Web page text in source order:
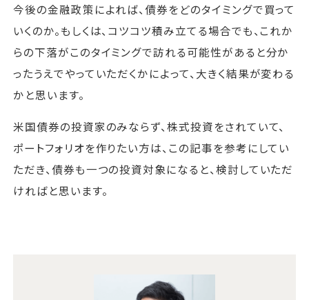
今後の金融政策によれば、債券をどのタイミングで買って
いくのか。もしくは、コツコツ積み立てる場合でも、これか
らの下落がこのタイミングで訪れる可能性があると分か
ったうえでやっていただくかによって、大きく結果が変わる
かと思います。
米国債券の投資家のみならず、株式投資をされていて、
ポートフォリオを作りたい方は、この記事を参考にしてい
ただき、債券も一つの投資対象になると、検討していただ
ければと思います。